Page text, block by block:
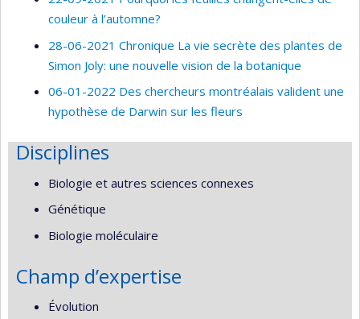
couleur à l’automne?
28-06-2021 Chronique La vie secrète des plantes de
Simon Joly: une nouvelle vision de la botanique
06-01-2022 Des chercheurs montréalais valident une
hypothèse de Darwin sur les fleurs
Disciplines
Biologie et autres sciences connexes
Génétique
Biologie moléculaire
Champ d’expertise
Évolution